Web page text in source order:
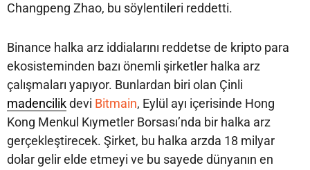
Changpeng Zhao, bu söylentileri reddetti.
Binance halka arz iddialarını reddetse de kripto para
ekosisteminden bazı önemli şirketler halka arz
çalışmaları yapıyor. Bunlardan biri olan Çinli
madencilikdevi Bitmain, Eylül ayı içerisinde Hong
Kong Menkul Kıymetler Borsası’nda bir halka arz
gerçekleştirecek. Şirket, bu halka arzda 18 milyar
dolar gelir elde etmeyi ve bu sayede dünyanın en